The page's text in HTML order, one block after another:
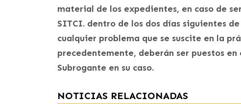
material de los expedientes, en caso de
SITCI. dentro de los dos días siguientes
cualquier problema que se suscite en la
precedentemente, deberán ser puestos
Subrogante en su caso.
NOTICIAS RELACIONADAS